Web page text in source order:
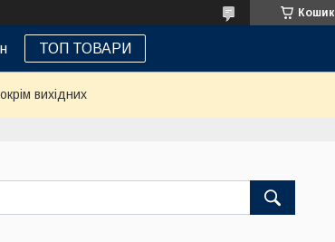
Кошик
ТОП ТОВАРИ
вихідних